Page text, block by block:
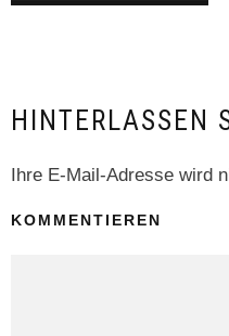
HINTERLASSEN
Ihre E-Mail-Adresse wird
KOMMENTIEREN